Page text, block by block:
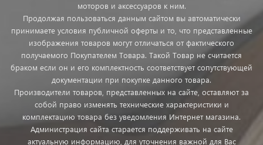
моторов и аксессуаров к ним.
Продолжая пользоваться данным сайтом вы автоматически
принимаете условия публичной оферты и то, что представленные
изображения товаров могут отличаться от фактического
получаемого Покупателем Товара. Такой Товар не считается
браком если он и его комплектность соответствует сопутствующей
документации при покупке данного товара.
Производители товаров, представленных на сайте, оставляют за
собой право изменять технические характеристики и
комплектацию товара без уведомления Интернет магазина.
Администрация сайта старается поддерживать на сайте
актуальную информацию, для уточнения важной для Вас